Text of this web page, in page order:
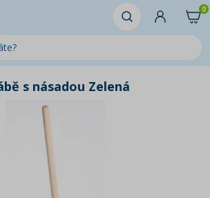
0
s násadou Zelená